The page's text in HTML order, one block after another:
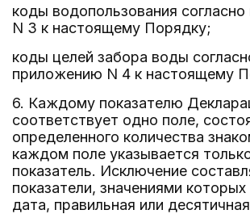
коды водопользования
N 3 к настоящему Порядку;
коды целей забора воды
приложению N 4 к настоящему
6. Каждому показателю
соответствует одно поле,
определенного количества
каждом поле указывается
показатель. Исключение
показатели, значениями
дата, правильная или